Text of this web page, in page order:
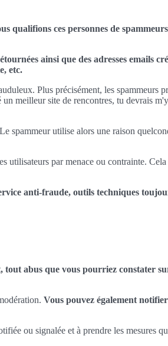
qualifions ces personnes de
ainsi que des adresses emails
etc.
Plus précisément, les spammeurs
meilleur site de rencontres, tu devrais
spammeur utilise alors une raison
utilisateurs par menace ou contrainte.
anti-fraude, outils techniques
abus que vous pourriez constater
Vous pouvez également
ou signalée et à prendre les mesures